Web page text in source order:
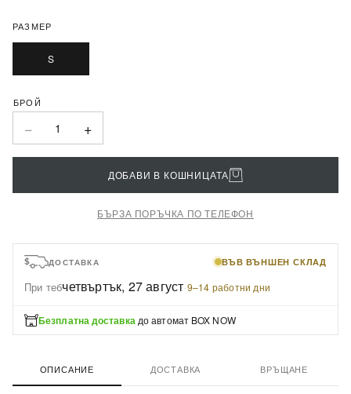
РАЗМЕР
S
− 1 +
ДОБАВИ В КОШНИЦАТА
БЪРЗА ПОРЪЧКА ПО ТЕЛЕФОН
ДОСТАВКА ВЪВ ВЪНШЕН СКЛАД
При тебчетвъртък, 27 август·9–14 работни дни
Безплатна доставка до автомат BOX NOW
ОПИСАНИЕ ДОСТАВКА ВРЪЩАНЕ